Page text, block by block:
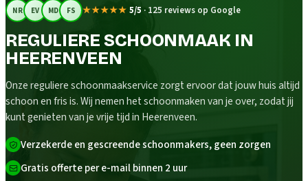
NR EV MD FS ★★★★★ 5/5 · 125 reviews op Google
REGULIERE SCHOONMAAK IN
HEERENVEEN
Onze reguliere schoonmaakservice zorgt ervoor dat jouw huis altijd
schoon en fris is. Wij nemen het schoonmaken van je over, zodat jij
kunt genieten van je vrije tijd in Heerenveen.
Verzekerde en gescreende schoonmakers, geen zorgen
Gratis offerte per e-mail binnen 2 uur